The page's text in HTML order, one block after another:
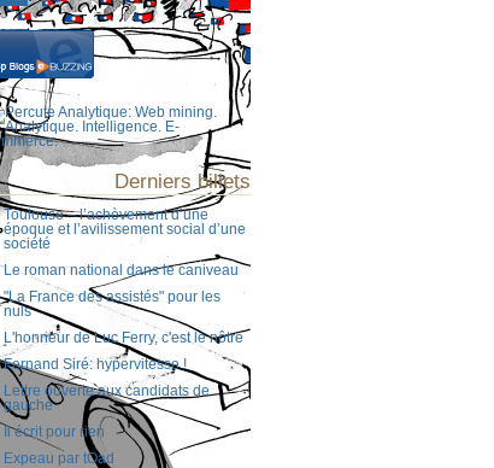
Derniers billets
Toulouse – l’achèvement d’une
époque et l’avilissement social d’une
société
Le roman national dans le caniveau
"La France des assistés" pour les
nuls
L'honneur de Luc Ferry, c'est le nôtre
Fernand Siré: hypervitesse !
Lettre ouverte aux candidats de
gauche
Il écrit pour rien
Expeau par tOad